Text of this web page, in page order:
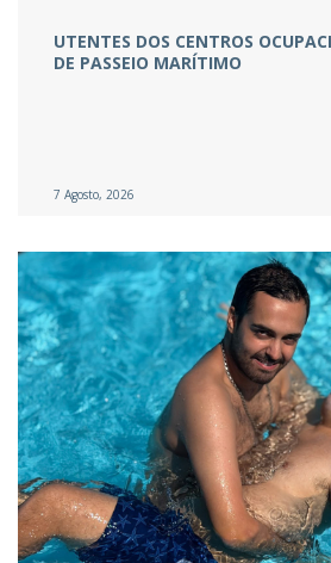
UTENTES DOS CENTROS
DE PASSEIO MARÍTIMO
7 Agosto, 2026